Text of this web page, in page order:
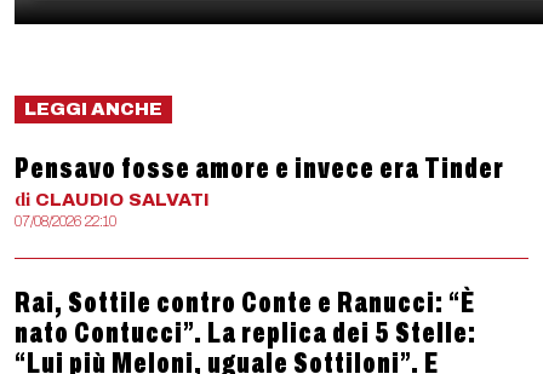
LEGGI ANCHE
Pensavo fosse amore e invece era Tinder
di CLAUDIO SALVATI
07/08/2026 22:10
Rai, Sottile contro Conte e Ranucci: “È
nato Contucci”. La replica dei 5 Stelle:
“Lui più Meloni, uguale Sottiloni”. E